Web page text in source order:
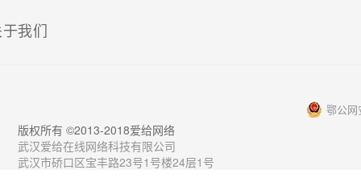
我们
鄂公网
版权所有 ©2013-2018爱给网络
武汉爱给在线网络科技有限公司
武汉市硚口区宝丰路23号1号楼24层1号